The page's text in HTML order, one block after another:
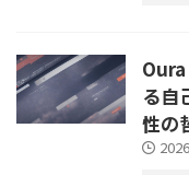
る自
性の